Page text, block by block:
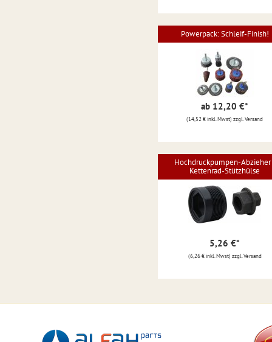
Powerpack: Schleif-Finish!
ab 12,20 €*
(14,52 € inkl. Mwst) zzgl. Versand
Hochdruckpumpen-
Kettenrad-Stützhülse
5,26 €*
(6,26 € inkl. Mwst) zzgl. Versand